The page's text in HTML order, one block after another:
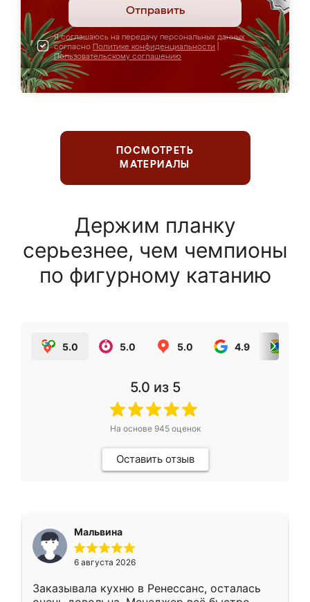
Отправить
Я соглашаюсь на передачу персональных данных
согласно Политике конфиденциальности
Пользовательскому соглашению
ПОСМОТРЕТЬ
МАТЕРИАЛЫ
Держим планку
серьезнее, чем чемпионы
по фигурному катанию
5.0 5.0 5.0 4.9
5.0 из 5
На основе 945оценок
Оставить отзыв
Мальвина
6 августа 2026
Заказывала кухню в Ренессанс, осталась